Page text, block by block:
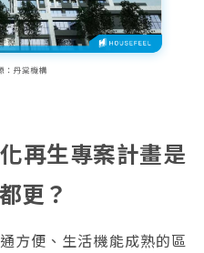
再生專案計畫是
更？
方便、生活機能成熟的區